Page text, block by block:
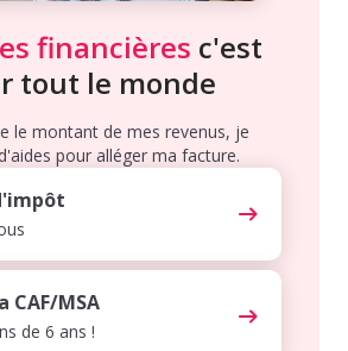
financières c'est
tout le monde
le montant de mes revenus, je
pour alléger ma facture.
CAF/MSA
de 6 ans !